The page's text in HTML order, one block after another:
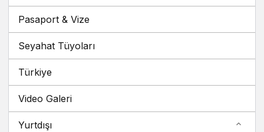
Pasaport & Vize
Seyahat Tüyoları
Türkiye
Video Galeri
Yurtdışı